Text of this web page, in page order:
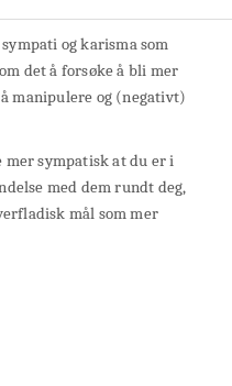
og karisma som
det å forsøke å bli mer
manipulere og (negativt)
sympatisk at du er i
med dem rundt deg,
mål som mer